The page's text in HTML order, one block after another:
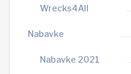
Wrecks4All
Nabavke
Nabavke 2021